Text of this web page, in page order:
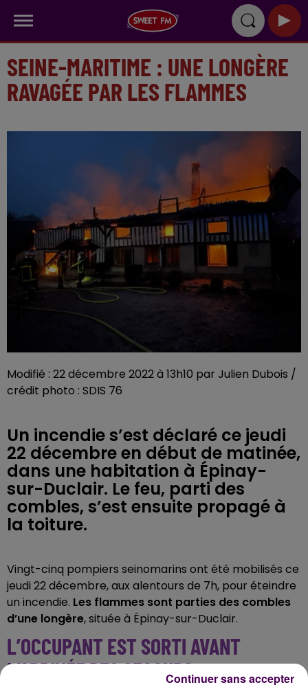
SEINE-MARITIME : UNE LONGÈRE
RAVAGÉE PAR LES FLAMMES
Modifié : 22 décembre 2022 à 13h10 par Julien Dubois /
crédit photo : SDIS 76
Un incendie s’est déclaré ce jeudi
22 décembre en début de matinée,
dans une habitation à Épinay-
sur-Duclair. Le feu, parti des
combles, s’est ensuite propagé à
la toiture.
Vingt-cinq pompiers seinomarins ont été mobilisés ce
jeudi 22 décembre, aux alentours de 7h, pour éteindre
un incendie. Les flammes sont parties des combles
d’une longère, située à Épinay-sur-Duclair.
L’OCCUPANT EST SORTI AVANT
L’ARRIVÉE DES SECOURSContinuer sans accepter